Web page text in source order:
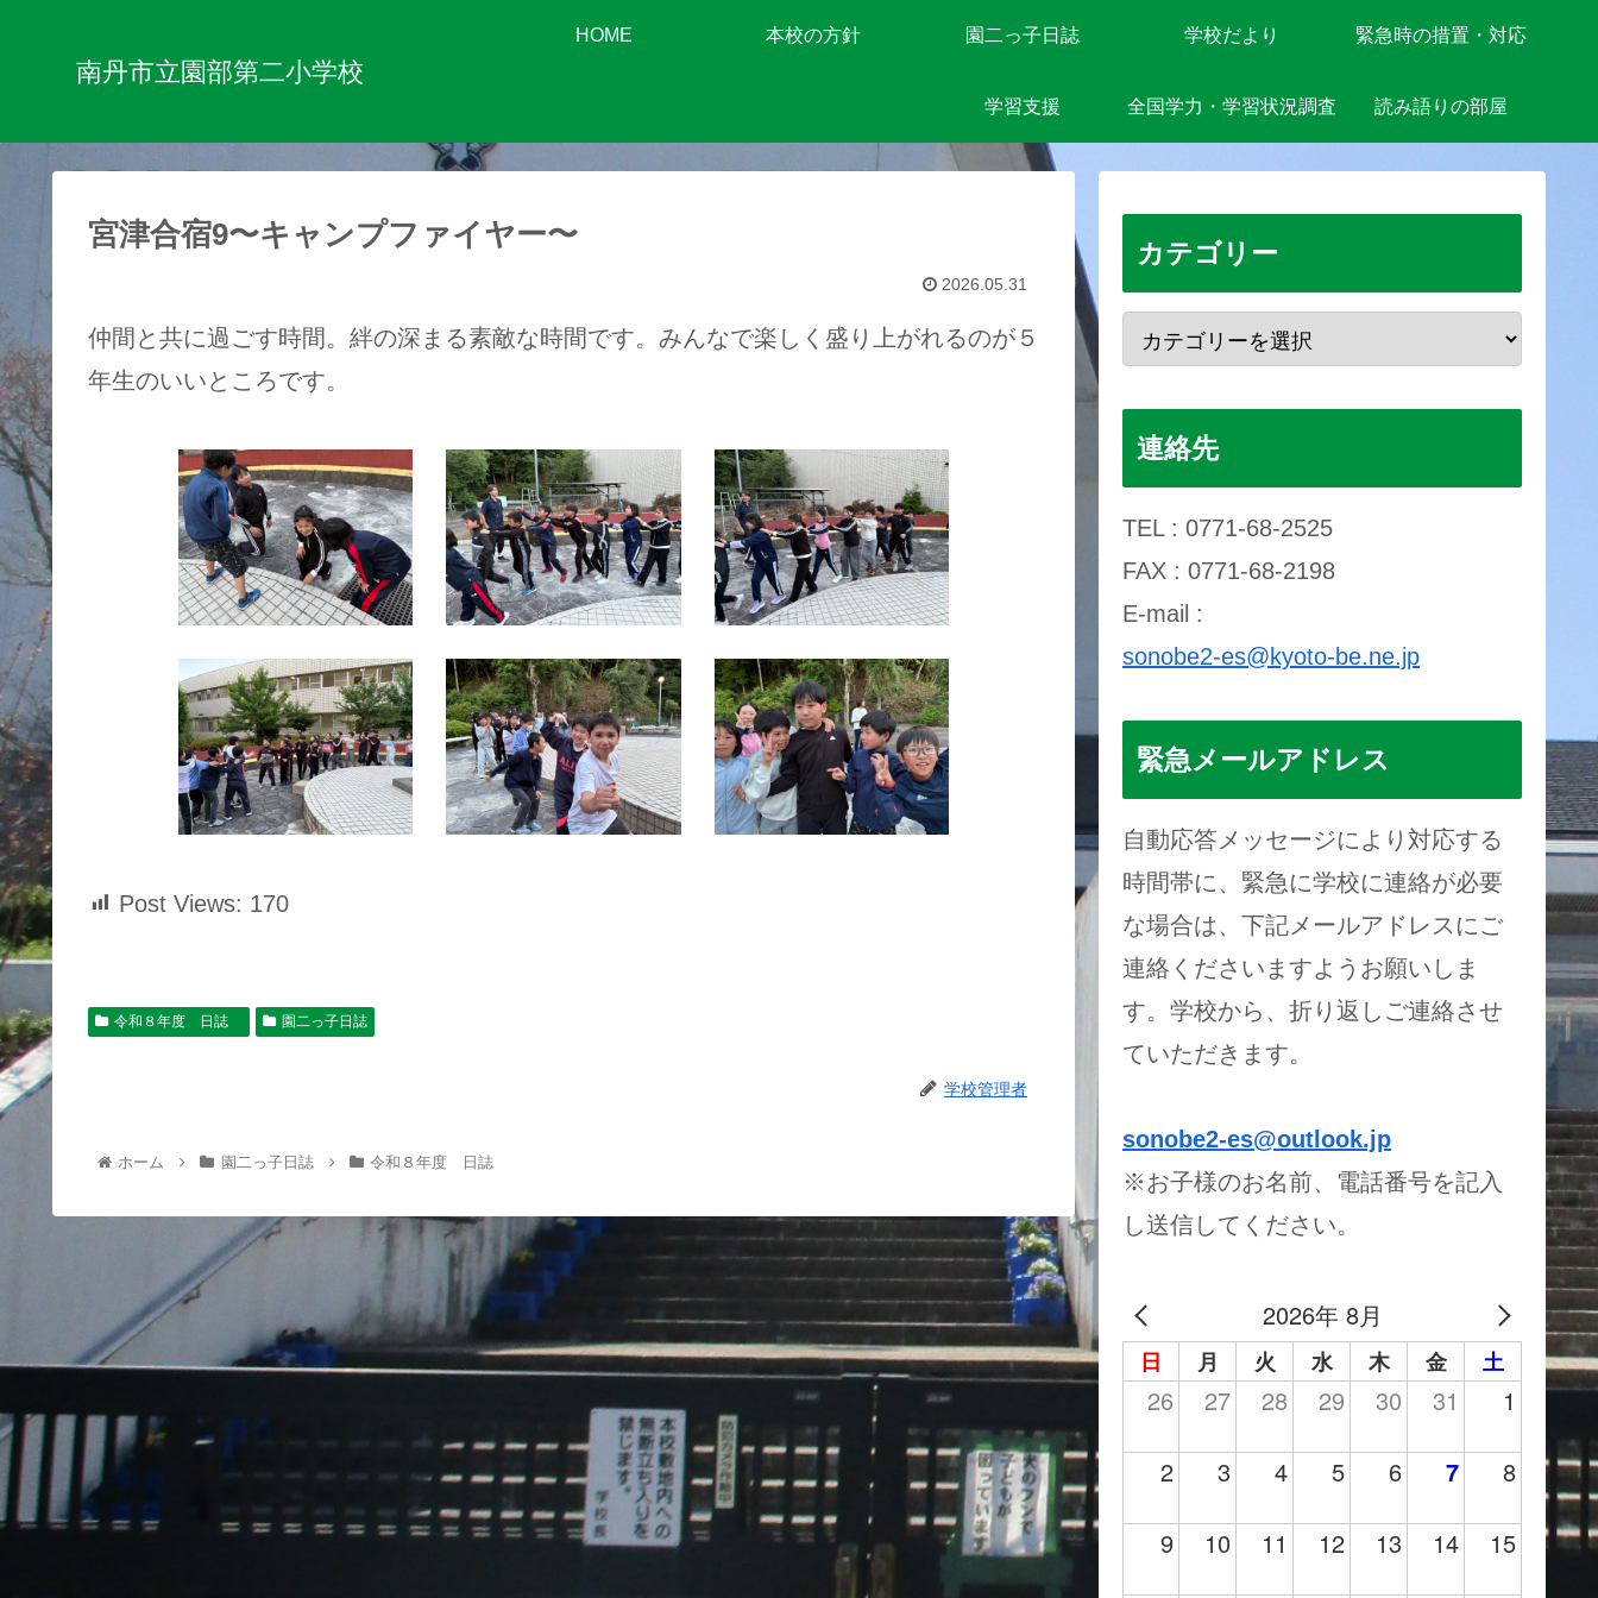
南丹市立園部第二小学校
HOME 本校の方針 園二っ子日誌 学校だより 緊急時の措置・対応
学習支援 全国学力・学習状況調査 読み語りの部屋
宮津合宿9〜キャンプファイヤー〜
2026.05.31
仲間と共に過ごす時間。絆の深まる素敵な時間です。みんなで楽しく盛り上がれるのが５
年生のいいところです。
Post Views: 170
令和８年度 日誌 園二っ子日誌
学校管理者
ホーム 園二っ子日誌 令和８年度 日誌
カテゴリー
連絡先
TEL : 0771-68-2525
FAX : 0771-68-2198
E-mail :
sonobe2-es@kyoto-be.ne.jp
緊急メールアドレス
自動応答メッセージにより対応する
時間帯に、緊急に学校に連絡が必要
な場合は、下記メールアドレスにご
連絡くださいますようお願いしま
す。学校から、折り返しご連絡させ
ていただきます。
sonobe2-es@outlook.jp
※お子様のお名前、電話番号を記入
し送信してください。
2026年 8月
日 月 火 水 木 金 土
26 27 28 29 30 31 1
2 3 4 5 6 7 8
9 10 11 12 13 14 15